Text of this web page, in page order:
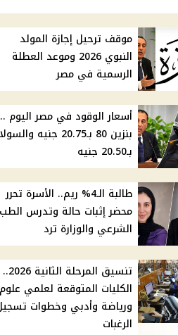
موقف ترحيل إجازة المولد
النبوي 2026 وموعد العطلة
الرسمية في مصر
أسعار الوقود في مصر اليوم ..
بنزين 80 بـ20.75 جنيه
بـ20.50 جنيه
طالبة الـ4% ريم.. الأسرة تحرر
محضر إثبات حالة وتدرس الطب
الشرعي والوزارة ترد
تنسيق المرحلة الثانية 2026..
الكليات المتوقعة لعلمي علوم
ورياضة وأدبي وخطوات
الرغبات